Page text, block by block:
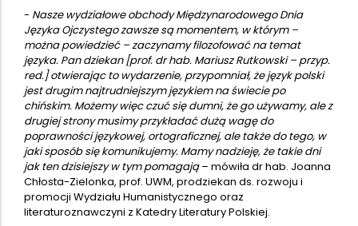
- Nasze wydziałowe obchody Międzynarodowego Dnia
Języka Ojczystego zawsze są momentem, w którym –
można powiedzieć – zaczynamy filozofować na temat
języka. Pan dziekan [prof. dr hab. Mariusz Rutkowski – przyp.
red.] otwierając to wydarzenie, przypomniał, że język polski
jest drugim najtrudniejszym językiem na świecie po
chińskim. Możemy więc czuć się dumni, że go używamy, ale z
drugiej strony musimy przykładać dużą wagę do
poprawności językowej, ortograficznej, ale także do tego, w
jaki sposób się komunikujemy. Mamy nadzieję, że takie dni
jak ten dzisiejszy w tym pomagają– mówiła dr hab. Joanna
Chłosta-Zielonka, prof. UWM, prodziekan ds. rozwoju i
promocji Wydziału Humanistycznego oraz
literaturoznawczyni z Katedry Literatury Polskiej.